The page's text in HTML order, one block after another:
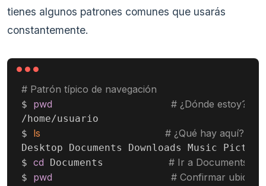
tienes algunos patrones comunes que usarás
constantemente.
# Patrón típico de navegación
$ pwd # ¿Dónde estoy?
/home/usuario
$ ls # ¿Qué hay aquí?
Desktop Documents Downloads Music
$ cd Documents # Ir a Documents
$ pwd # Confirmar